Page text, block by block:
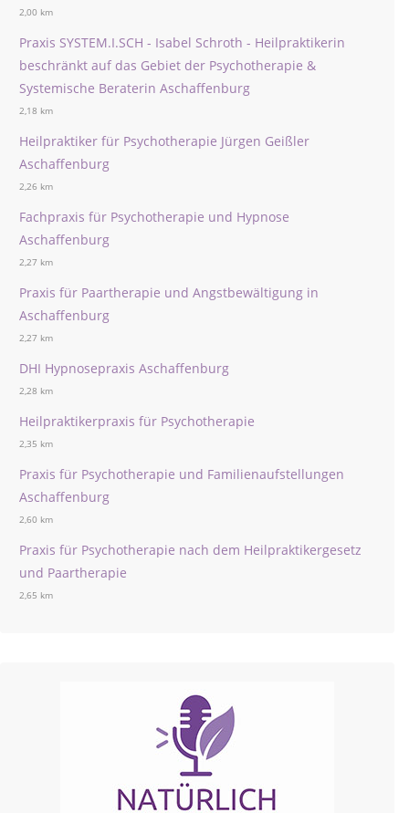
2,00 km
Praxis SYSTEM.I.SCH - Isabel Schroth - Heilpraktikerin
beschränkt auf das Gebiet der Psychotherapie &
Systemische Beraterin Aschaffenburg
2,18 km
Heilpraktiker für Psychotherapie Jürgen Geißler
Aschaffenburg
2,26 km
Fachpraxis für Psychotherapie und Hypnose
Aschaffenburg
2,27 km
Praxis für Paartherapie und Angstbewältigung in
Aschaffenburg
2,27 km
DHI Hypnosepraxis Aschaffenburg
2,28 km
Heilpraktikerpraxis für Psychotherapie
2,35 km
Praxis für Psychotherapie und Familienaufstellungen
Aschaffenburg
2,60 km
Praxis für Psychotherapie nach dem Heilpraktikergesetz
und Paartherapie
2,65 km